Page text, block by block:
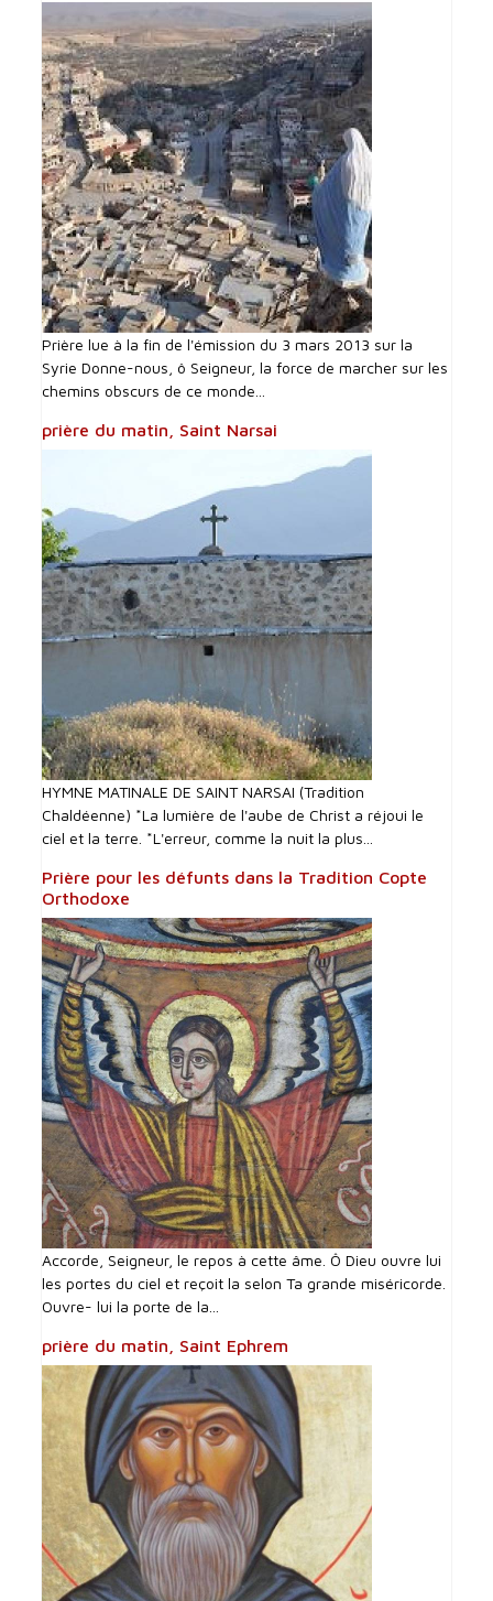
Prière lue à la fin de l'émission du 3 mars 2013 sur la
Syrie Donne-nous, ô Seigneur, la force de marcher sur les
chemins obscurs de ce monde...
prière du matin, Saint Narsai
HYMNE MATINALE DE SAINT NARSAI (Tradition
Chaldéenne) *La lumière de l'aube de Christ a réjoui le
ciel et la terre. *L'erreur, comme la nuit la plus...
Prière pour les défunts dans la Tradition Copte
Orthodoxe
Accorde, Seigneur, le repos à cette âme. Ô Dieu ouvre lui
les portes du ciel et reçoit la selon Ta grande miséricorde.
Ouvre- lui la porte de la...
prière du matin, Saint Ephrem